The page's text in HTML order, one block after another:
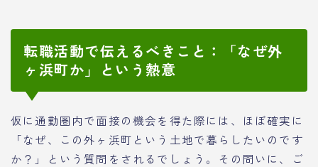
転職活動で伝えるべきこと：「なぜ外
ヶ浜町か」という熱意
仮に通勤圏内で面接の機会を得た際には、ほぼ確実に
「なぜ、この外ヶ浜町という土地で暮らしたいのです
か？」という質問をされるでしょう。その問いに、ご